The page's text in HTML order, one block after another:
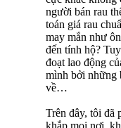
người bán rau
toán giá rau
may mắn như
đến tính hộ?
đoạt lao động
mình bởi những
về…
Trên đây, tôi đã
khắp mọi nơi,